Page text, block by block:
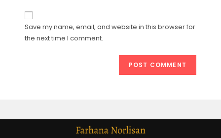
Save my name, email, and website in this browser for
the next time I comment.